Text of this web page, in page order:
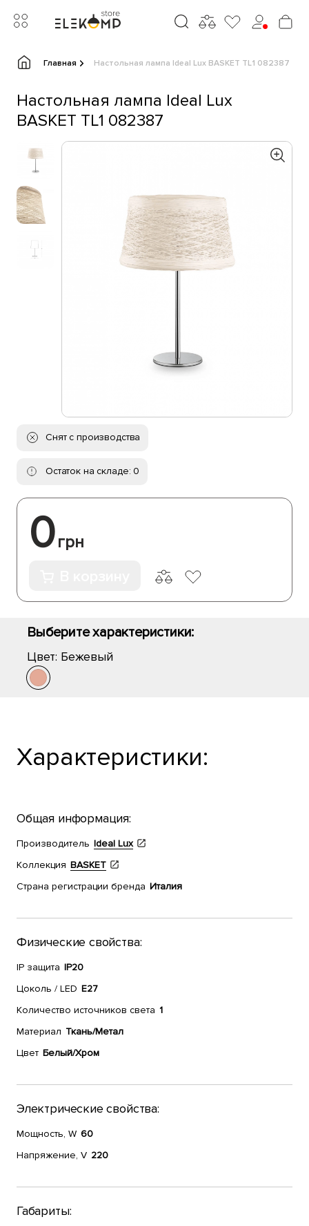
Главная Настольная лампа Ideal Lux BASKET TL1 082387
Настольная лампа Ideal Lux
BASKET TL1 082387
Снят с производства
Остаток на складе: 0
0грн
Выберите характеристики:
Цвет: Бежевый
Характеристики:
Общая информация:
Производитель Ideal Lux
Коллекция BASKET
Страна регистрации бренда Италия
Физические свойства:
IP защита IP20
Цоколь / LED E27
Количество источников света 1
Материал Ткань/Метал
Цвет Белый/Хром
Электрические свойства:
Мощность, W 60
Напряжение, V 220
Габариты: